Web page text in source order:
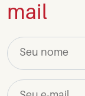
mail
Seu nome